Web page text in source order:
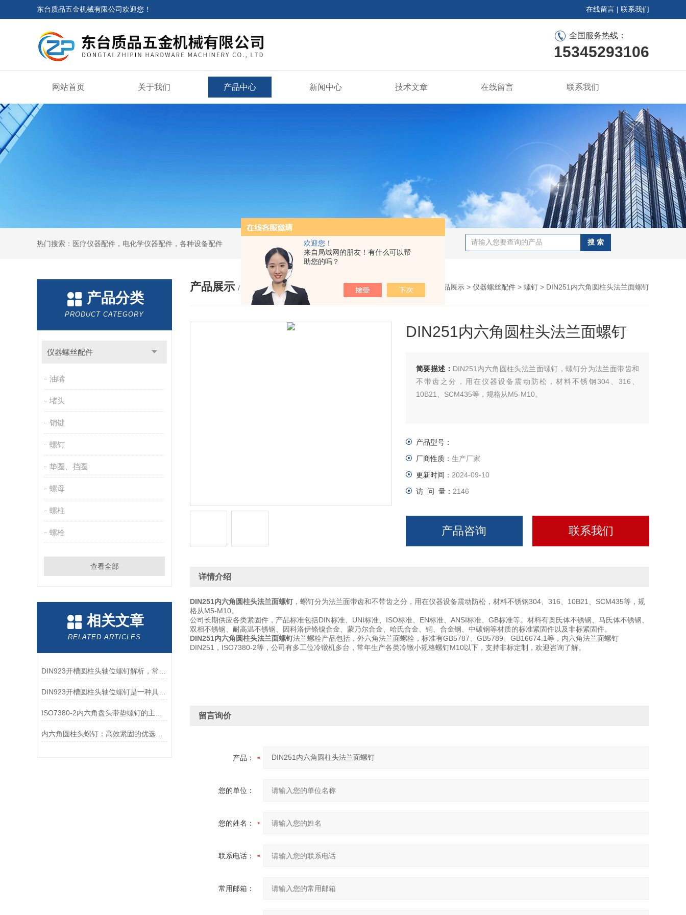
欢迎您！
来自局域网的朋友！有什么可以帮
助您的吗？
东台质品五金机械有限公司欢迎您！ 在线留言 | 联系我们
全国服务热线：
15345293106
网站首页 关于我们 产品中心 新闻中心 技术文章 在线留言 联系我们
热门搜索：医疗仪器配件，电化学仪器配件，各种设备配件
产品分类
PRODUCT CATEGORY
仪器螺丝配件
油嘴
堵头
销键
螺钉
垫圈、挡圈
螺母
螺柱
螺栓
查看全部
相关文章
RELATED ARTICLES
DIN923开槽圆柱头轴位螺钉是一种具有圆柱形头部的螺钉
内六角圆柱头螺钉：高效紧固的优选螺钉
产品展示 / PRODUCTS 您的位置：网站首页 产品展示 > 仪器螺丝配件 > 螺钉 > DIN251内六角圆柱头法兰面螺钉
DIN251内六角圆柱头法兰面螺钉
简要描述： DIN251内六角圆柱头法兰面螺钉，螺钉分为法兰面带齿和
不带齿之分，用在仪器设备震动防松，材料不锈钢304、316、
10B21、SCM435等，规格从M5-M10。
产品型号：
厂商性质： 生产厂家
更新时间： 2024-09-10
访 问 量： 2146
产品咨询 联系我们
详情介绍
DIN251内六角圆柱头法兰面螺钉 ，螺钉分为法兰面带齿和不带齿之分，用在仪器设备震动防松，材料不锈钢304、316、10B21、SCM435等，规
格从M5-M10。
公司长期供应各类紧固件，产品标准包括DIN标准、UNI标准、ISO标准、EN标准、ANSI标准、GB标准等。材料有奥氏体不锈钢、马氏体不锈钢、
双相不锈钢、耐高温不锈钢、因科洛伊铬镍合金、蒙乃尔合金、哈氏合金、铜、合金钢、中碳钢等材质的标准紧固件以及非标紧固件。
DIN251内六角圆柱头法兰面螺钉法兰螺栓产品包括，外六角法兰面螺栓，标准有GB5787、GB5789、GB16674.1等，内六角法兰面螺钉
DIN251，ISO7380-2等，公司有多工位冷镦机多台，常年生产各类冷镦小规格螺钉M10以下，支持非标定制，欢迎咨询了解。
留言询价
产品：
您的单位：
您的姓名：
联系电话：
常用邮箱：